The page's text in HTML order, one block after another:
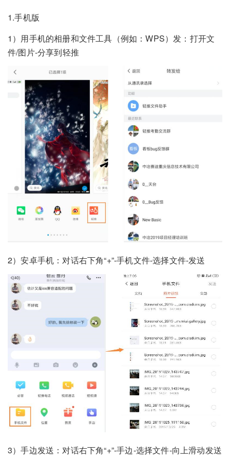
1.手机版
1）用手机的相册和文件工具（例如：WPS）发：打开文
件/图片-分享到轻推
2）安卓手机：对话右下角“+”-手机文件-选择文件-发送
3）手边发送：对话右下角“+”-手边-选择文件-向上滑动发送